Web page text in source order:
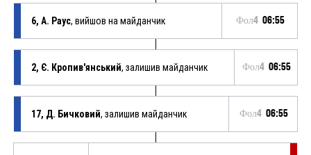
6, А. Раус, вийшов на майданчик Фол4 06:55
2, Є. Кропив'янський, залишив майданчик Фол4 06:55
17, Д. Бичковий, залишив майданчик Фол4 06:55